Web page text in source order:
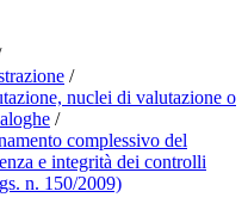
/
nuclei di valutazione o
/
complessivo del
e integrità dei controlli
n. 150/2009)